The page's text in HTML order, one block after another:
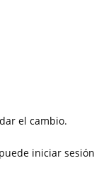
el cambio.
iniciar sesión